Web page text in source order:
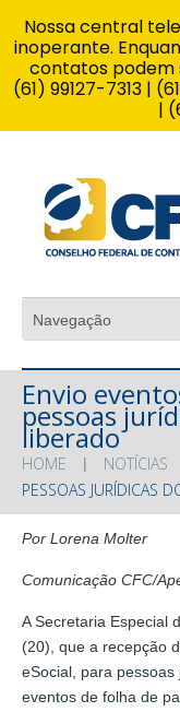
Envio
pessoas
liberado
HOME NOTÍCIAS
PESSOAS JURÍDICAS
Por Lorena Molter
Comunicação CFC/
A Secretaria Especial
(20), que a recepção
eSocial, para
eventos de folha de
Nossa central
inoperante.
contatos podem
(61) 99127-7313 |
|